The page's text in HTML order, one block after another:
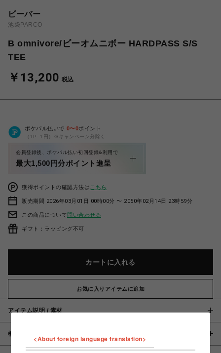
ビーバー
池袋PARCO
B omnivore/ビーオムニボー HARDPASS S/S
TEE
￥13,200 税込
ポケパル払いで 0〜0ポイント
（1P=1円）※キャンペーン分除く
会員登録後、ポケパル払い初回登録&利用で
最大1,500円分ポイント進呈
獲得ポイントの確認方法は こちら
販売期間 2026年03月01日 00時00分 〜 2050年02月14日 23時59分
この商品について問い合わせる
ギフト：ラッピング不可
カートに入れる
お気に入りアイテムに追加
アイテム説明 / 素材
概要
<About foreign language translation>